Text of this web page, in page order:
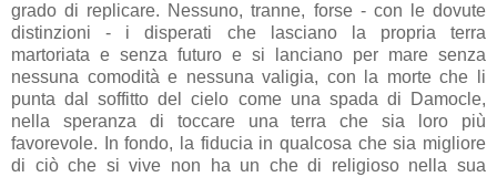
grado di replicare. Nessuno, tranne, forse - con le dovute
distinzioni - i disperati che lasciano la propria terra
martoriata e senza futuro e si lanciano per mare senza
nessuna comodità e nessuna valigia, con la morte che li
punta dal soffitto del cielo come una spada di Damocle,
nella speranza di toccare una terra che sia loro più
favorevole. In fondo, la fiducia in qualcosa che sia migliore
di ciò che si vive non ha un che di religioso nella sua